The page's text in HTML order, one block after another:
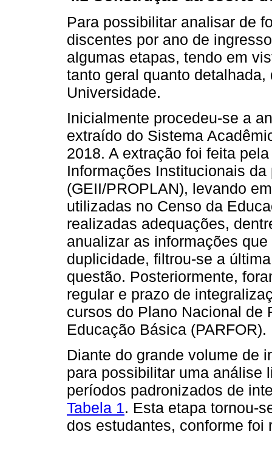
Para possibilitar analisar de
discentes por ano de
algumas etapas, tendo em
tanto geral quanto
Universidade.
Inicialmente procedeu-se a
extraído do Sistema
2018. A extração foi feita
Informações Institucionais
(GEII/PROPLAN), levando
utilizadas no Censo da
realizadas adequações,
anualizar as informações
duplicidade, filtrou-se a
questão. Posteriormente,
regular e prazo de
cursos do Plano Nacional de
Educação Básica (PARFOR).
Diante do grande volume de
para possibilitar uma análise
períodos padronizados de
Tabela 1. Esta etapa tornou-
dos estudantes, conforme